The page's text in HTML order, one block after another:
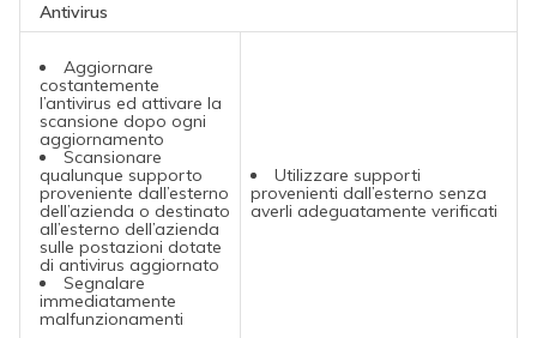
Antivirus
Aggiornare
costantemente
l’antivirus ed attivare la
scansione dopo ogni
aggiornamento
Scansionare
qualunque supporto
proveniente dall’esterno
dell’azienda o destinato
all’esterno dell’azienda
sulle postazioni dotate
di antivirus aggiornato
Segnalare
immediatamente
malfunzionamenti
Utilizzare supporti
provenienti dall’esterno senza
averli adeguatamente verificati